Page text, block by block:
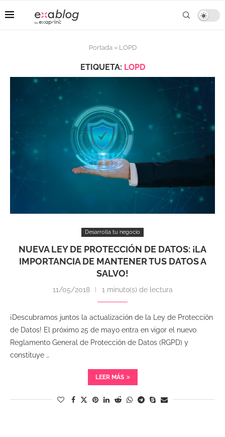
Portada» LOPD
ETIQUETA: LOPD
Desarrolla tu negocio
NUEVA LEY DE PROTECCIÓN DE DATOS: ¡LA
IMPORTANCIA DE MANTENER TUS DATOS A
SALVO!
11/05/2018 1 minuto(s) de lectura
¡Descubramos juntos la actualización de la Ley de Protección
de Datos! El próximo 25 de mayo entra en vigor el nuevo
Reglamento General de Protección de Datos (RGPD) y
constituye …
LEER MÁS